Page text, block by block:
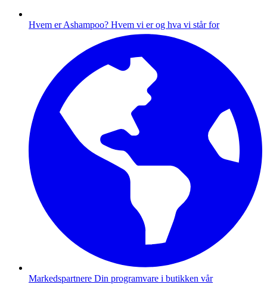
Hvem er Ashampoo? Hvem vi er og hva vi står for
Markedspartnere Din programvare i butikken vår